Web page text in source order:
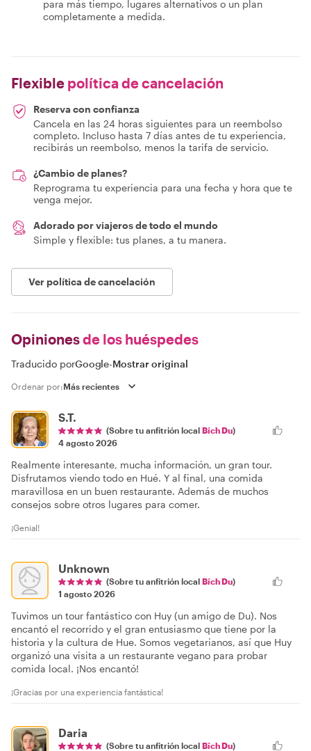
para más tiempo, lugares alternativos o un plan
completamente a medida.
Flexible política de cancelación
Reserva con confianza
Cancela en las 24 horas siguientes para un reembolso
completo. Incluso hasta 7 días antes de tu experiencia,
recibirás un reembolso, menos la tarifa de servicio.
¿Cambio de planes?
Reprograma tu experiencia para una fecha y hora que te
venga mejor.
Adorado por viajeros de todo el mundo
Simple y flexible: tus planes, a tu manera.
Ver política de cancelación
Opinionesde los huéspedes
Traducido porGoogle-Mostrar original
Ordenar por:
S.T.
(Sobre tu anfitrión local Bích Du)
4 agosto 2026
Realmente interesante, mucha información, un gran tour.
Disfrutamos viendo todo en Hué. Y al final, una comida
maravillosa en un buen restaurante. Además de muchos
consejos sobre otros lugares para comer.
¡Genial!
Unknown
(Sobre tu anfitrión local Bích Du)
1 agosto 2026
Tuvimos un tour fantástico con Huy (un amigo de Du). Nos
encantó el recorrido y el gran entusiasmo que tiene por la
historia y la cultura de Hue. Somos vegetarianos, así que Huy
organizó una visita a un restaurante vegano para probar
comida local. ¡Nos encantó!
¡Gracias por una experiencia fantástica!
Daria
(Sobre tu anfitrión local Bích Du)